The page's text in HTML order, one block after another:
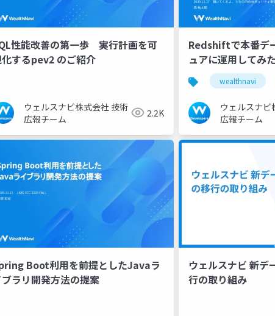
性能改善の第一歩 実行計画を可
するpev2 のご紹介
ウェルスナビ株式会社 技術
広報チーム
2.2K
Redshiftで本番デ
ュアに運用してみた
wealthnavi
ウェルスナビ
広報チーム
Boot利用を前提としたJavaラ
ラリ開発方法の提案
ウェルスナビ 新デ
行の取り組み